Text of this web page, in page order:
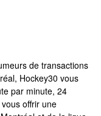
de transactions
Hockey30 vous
par minute, 24
offrir une